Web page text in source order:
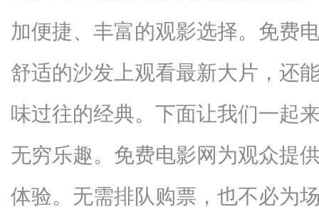
加便捷、丰富的观影选择。免费
舒适的沙发上观看最新大片，还
味过往的经典。下面让我们一起
无穷乐趣。免费电影网为观众提
体验。无需排队购票，也不必为